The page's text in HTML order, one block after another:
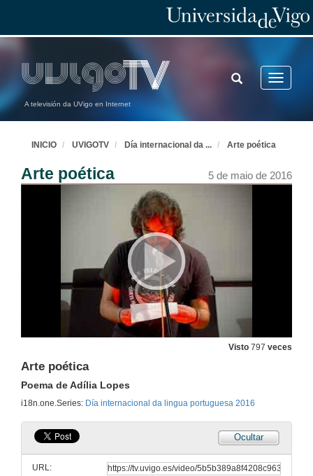
A televisión da UVigo en Internet
Toggle
TOGGLE
SEARCH
INICIO UVIGOTV Día internacional da ... Arte poética
Arte poética 5 de maio de 2016
Visto 797 veces
Arte poética
Poema de Adília Lopes
i18n.one.Series: Día internacional da lingua portuguesa 2016
Ocultar
URL:
Dia internacional da lingua portuguesa 2016
5 de maio de 2016